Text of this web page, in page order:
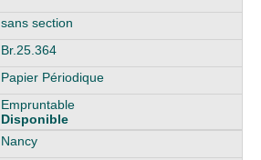
sans section
Br.25.364
Papier Périodique
Empruntable
Disponible
Nancy